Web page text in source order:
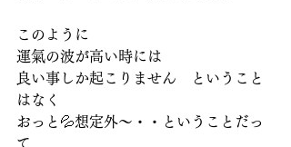
このように
運氣の波が高い時には
良い事しか起こりません　ということ
はなく
おっと💦想定外～・・ということだっ
て